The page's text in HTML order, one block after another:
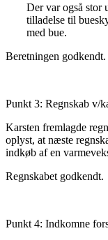
Der var også stor
tilladelse til
med bue.
Beretningen godkendt.
Punkt 3: Regnskab v/
Karsten fremlagde
oplyst, at næste
indkøb af en
Regnskabet godkendt.
Punkt 4: Indkomne